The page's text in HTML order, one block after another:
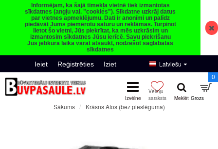
Informējam, ka šajā tīmekļa vietnē tiek izmantotas
sīkdatnes (angļu val. "cookies"). Sīkdatne uzkrāj datus
par vietnes apmeklējumu. Dati ir anonīmi un palīdz
piedāvāt Jums piemērotu saturu un reklāmas. Turpinot
lietot šo vietni, Jūs piekrītat, ka mēs uzkrāsim un
izmantosim sīkdatnes Jūsu ierīcē. Savu piekrišanu
Jūs jebkurā laikā varat atsaukt, nodzēšot saglabātās
sīkdatnes
Ieiet Reģistrēties Iziet Latviešu
0
Sākums Krāsns Atos (bez pieslēguma)